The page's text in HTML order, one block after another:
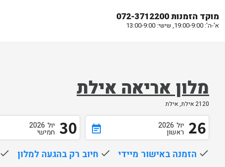
מוקד הזמנות 072-3712200
א'-ה': 19:00-9:00, שישי: 13:00-9:00
מלון אריאה אילת
2120 אילת, אילת
event_note 26 יול 2026
ראשון 30 יול 2026
חמישי
done הזמנה באישור מיידי done חיוב רק בהגעה למלון done